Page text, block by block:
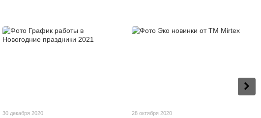
30 декабря 2020 28 октября 2020